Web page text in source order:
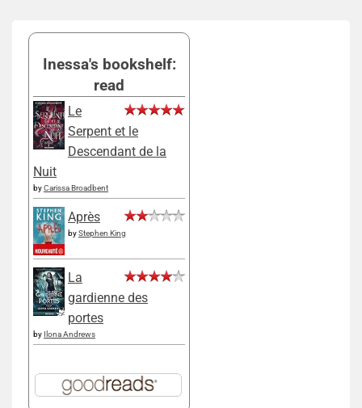
Inessa's bookshelf:
read
Le
Serpent et le
Descendant de la
Nuit
byCarissa Broadbent
Après
byStephen King
La
gardienne des
portes
by Ilona Andrews